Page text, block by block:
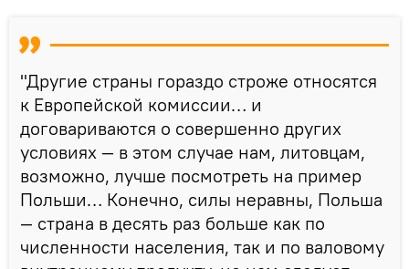
"Другие страны гораздо строже относятся
к Европейской комиссии… и
договариваются о совершенно других
условиях — в этом случае нам, литовцам,
возможно, лучше посмотреть на пример
Польши… Конечно, силы неравны, Польша
— страна в десять раз больше как по
численности населения, так и по валовому